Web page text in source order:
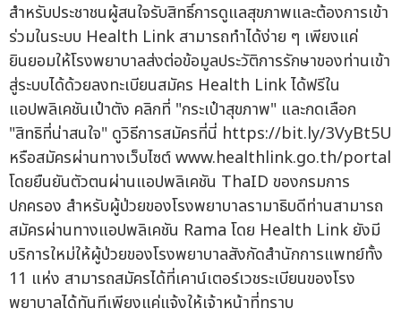
สำหรับประชาชนผู้สนใจรับสิทธิ์การดูแลสุขภาพและต้องการเข้า
ร่วมในระบบ Health Link สามารถทำได้ง่าย ๆ เพียงแค่
ยินยอมให้โรงพยาบาลส่งต่อข้อมูลประวัติการรักษาของท่านเข้า
สู่ระบบได้ด้วยลงทะเบียนสมัคร Health Link ได้ฟรีใน
แอปพลิเคชันเป๋าตัง คลิกที่ "กระเป๋าสุขภาพ" และกดเลือก
"สิทธิที่น่าสนใจ" ดูวิธีการสมัครที่นี่ https://bit.ly/3VyBt5U
หรือสมัครผ่านทางเว็บไซต์ www.healthlink.go.th/portal
โดยยืนยันตัวตนผ่านแอปพลิเคชัน ThaID ของกรมการ
ปกครอง สำหรับผู้ป่วยของโรงพยาบาลรามาธิบดีท่านสามารถ
สมัครผ่านทางแอปพลิเคชัน Rama โดย Health Link ยังมี
บริการใหม่ให้ผู้ป่วยของโรงพยาบาลสังกัดสำนักการแพทย์ทั้ง
11 แห่ง สามารถสมัครได้ที่เคาน์เตอร์เวชระเบียนของโรง
พยาบาลได้ทันทีเพียงแค่แจ้งให้เจ้าหน้าที่ทราบ